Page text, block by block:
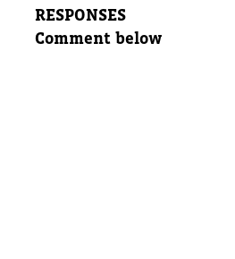
RESPONSES
Comment below